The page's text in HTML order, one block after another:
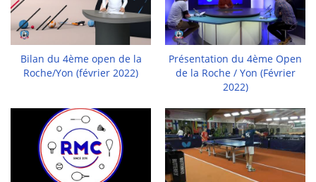
Bilan du 4ème open de la
Roche/Yon (février 2022)
Présentation du 4ème Open
de la Roche / Yon (Février
2022)